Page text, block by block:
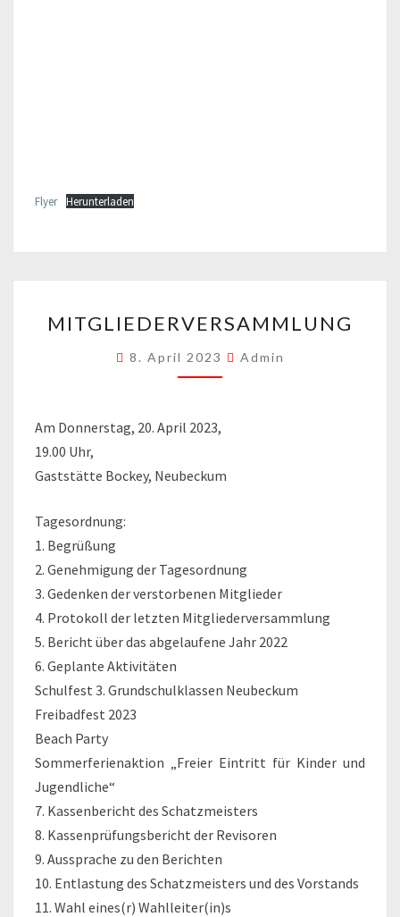
Flyer Herunterladen
MITGLIEDERVERSAMMLUNG
8. April 2023 Admin
Am Donnerstag, 20. April 2023,
19.00 Uhr,
Gaststätte Bockey, Neubeckum
Tagesordnung:
1. Begrüßung
2. Genehmigung der Tagesordnung
3. Gedenken der verstorbenen Mitglieder
4. Protokoll der letzten Mitgliederversammlung
5. Bericht über das abgelaufene Jahr 2022
6. Geplante Aktivitäten
Schulfest 3. Grundschulklassen Neubeckum
Freibadfest 2023
Beach Party
Sommerferienaktion „Freier Eintritt für Kinder und
Jugendliche“
7. Kassenbericht des Schatzmeisters
8. Kassenprüfungsbericht der Revisoren
9. Aussprache zu den Berichten
10. Entlastung des Schatzmeisters und des Vorstands
11. Wahl eines(r) Wahlleiter(in)s